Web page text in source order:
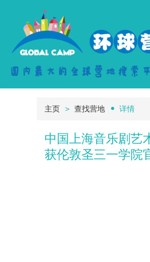
主页 查找营地 详情
中国上海音乐剧艺
获伦敦圣三一学院